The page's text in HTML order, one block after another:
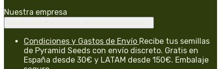
Nuestra empresa
Condiciones y Gastos de Envío Recibe tus semillas
de Pyramid Seeds con envío discreto. Gratis en
España desde 30€ y LATAM desde 150€. Embalaje